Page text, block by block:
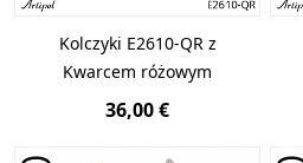
Kolczyki E2610-QR z
Kwarcem różowym
36,00 €